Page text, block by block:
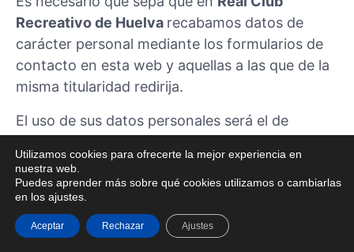
Recreativo de Huelva recabamos datos de
carácter personal mediante los formularios de
contacto en esta web y aquellas a las que de la
misma titularidad redirija.
El uso de sus datos personales será el de
información sobre promociones y gestión y
respuesta de consultas online.
Aunque es necesario que acepte la
Privacidad y Protección de datos”
Utilizamos cookies para ofrecerte la mejor experiencia en
nuestra web.
Puedes aprender más sobre qué cookies utilizamos o cambiarlas
en los ajustes.
Aceptar Rechazar Ajustes